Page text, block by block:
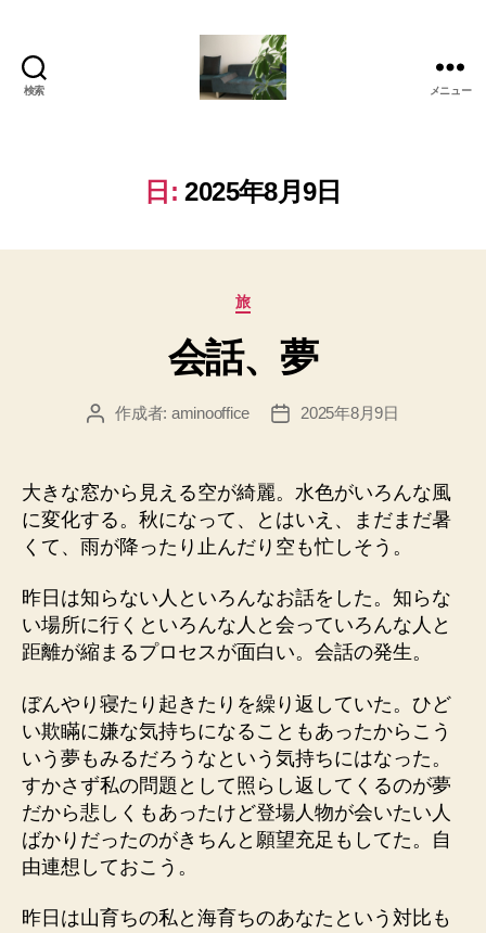
検索
美
(お
も
あ
の
ブ
グ
メニュー
日: 2025年8月9日
カ
ゴ
リ
旅
会話、夢
投 作成者: aminooffice
投
2025年8月9日
大きな窓から見える空が綺麗。水色がいろんな風
に変化する。秋になって、とはいえ、まだまだ暑
くて、雨が降ったり止んだり空も忙しそう。
昨日は知らない人といろんなお話をした。知らな
い場所に行くといろんな人と会っていろんな人と
距離が縮まるプロセスが面白い。会話の発生。
ぼんやり寝たり起きたりを繰り返していた。ひど
い欺瞞に嫌な気持ちになることもあったからこう
いう夢もみるだろうなという気持ちにはなった。
すかさず私の問題として照らし返してくるのが夢
だから悲しくもあったけど登場人物が会いたい人
ばかりだったのがきちんと願望充足もしてた。自
由連想しておこう。
昨日は山育ちの私と海育ちのあなたという対比も